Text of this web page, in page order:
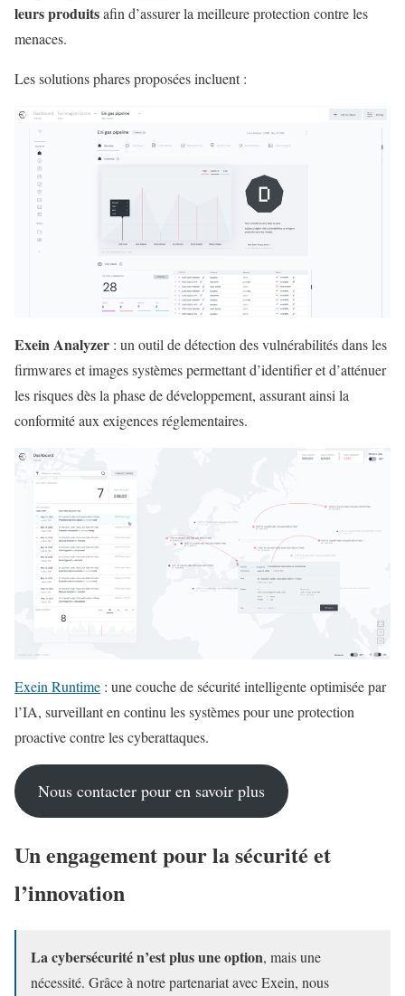
leurs produitsafin d’assurer la meilleure protection contre les
menaces.
Les solutions phares proposées incluent :
Exein Analyzer : un outil de détection des vulnérabilités dans les
firmwares et images systèmes permettant d’identifier et d’atténuer
les risques dès la phase de développement, assurant ainsi la
conformité aux exigences réglementaires.
Exein Runtime : une couche de sécurité intelligente optimisée par
l’IA, surveillant en continu les systèmes pour une protection
proactive contre les cyberattaques.
Nous contacter pour en savoir plus
Un engagement pour la sécurité et
l’innovation
La cybersécurité n’est plus une option, mais une
nécessité. Grâce à notre partenariat avec Exein, nous